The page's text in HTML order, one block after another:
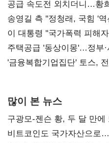
공급 속도전 외치더니…황
리모델링' 제안
송영길 측 "정청래, 국힘 '
총선 지휘 못해"
이 대통령 "국가폭력 피해
진실 밝혀야"
주택공급 '동상이몽'…정부
'금융복합기업집단' 토스,
많이 본 뉴스
구광모-젠슨 황, 두 달 만
비트코인도 국가자산으로